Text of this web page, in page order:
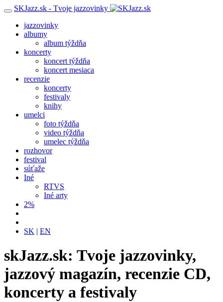
SKJazz.sk - Tvoje jazzovinky
jazzovinky
albumy
album týždňa
koncerty
koncert týždňa
koncert mesiaca
recenzie
koncerty
festivaly
knihy
umelci
foto týždňa
video týždňa
umelec týždňa
rozhovor
festival
súťaže
Iné
RTVS
Iné arty
2%
SK | EN
skJazz.sk: Tvoje jazzovinky,
jazzový magazín, recenzie CD,
koncerty a festivaly